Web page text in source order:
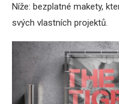
Níže: bezplatné makety,
svých vlastních projektů.